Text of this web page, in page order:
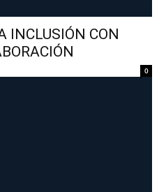
INCLUSIÓN CON
0